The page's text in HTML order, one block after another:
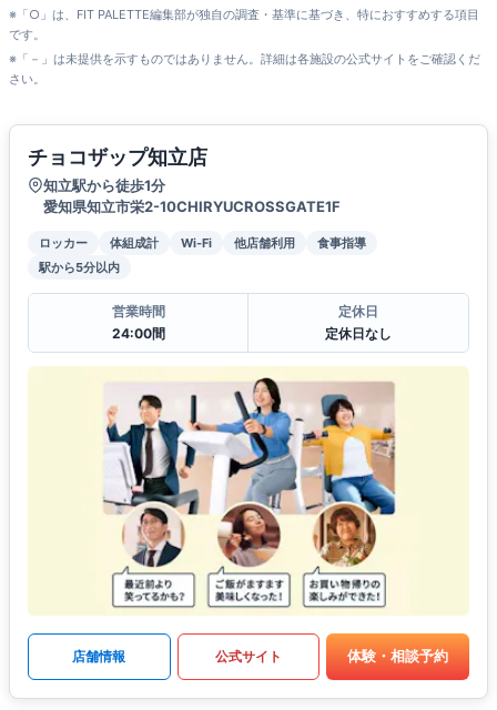
※「○」は、FIT PALETTE編集部が独自の調査・基準に基づき、特におすすめする項目
です。
※「－」は未提供を示すものではありません。詳細は各施設の公式サイトをご確認くだ
さい。
チョコザップ知立店
知立駅から徒歩1分
愛知県知立市栄2-10CHIRYUCROSSGATE1F
ロッカー 体組成計 Wi-Fi 他店舗利用
食事指導
駅から5分以内
営業時間
24:00間
定休日
定休日なし
店舗情報 公式サイト 体験・相談予約